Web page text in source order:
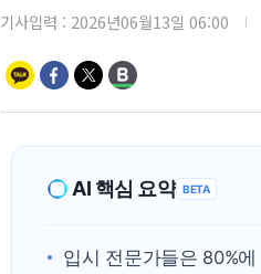
기사입력 : 2026년06월13일 06:00
AI 핵심 요약 BETA
입시 전문가들은 80%